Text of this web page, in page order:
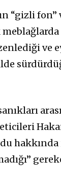
“gizli
ve
hakkında